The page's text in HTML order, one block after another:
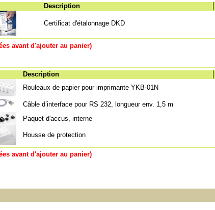
Description
Certificat d'étalonnage DKD
avant d'ajouter au panier)
Description
Rouleaux de papier pour imprimante YKB-01N
Câble d’interface pour RS 232, longueur env. 1,5 m
Paquet d'accus, interne
Housse de protection
avant d'ajouter au panier)